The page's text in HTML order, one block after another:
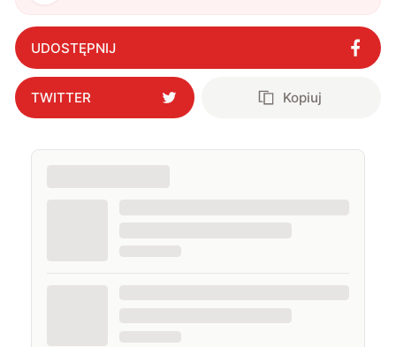
UDOSTĘPNIJ
TWITTER Kopiuj